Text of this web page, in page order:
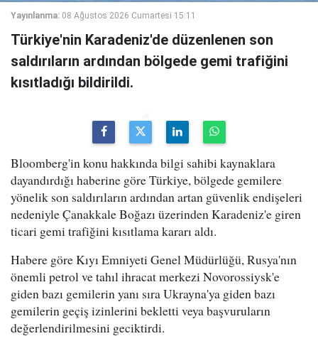
Yayınlanma: 08 Ağustos 2026 Cumartesi 15:11
Türkiye'nin Karadeniz'de düzenlenen son
saldırıların ardından bölgede gemi trafiğini
kısıtladığı bildirildi.
Bloomberg'in konu hakkında bilgi sahibi kaynaklara
dayandırdığı haberine göre Türkiye, bölgede gemilere
yönelik son saldırıların ardından artan güvenlik endişeleri
nedeniyle Çanakkale Boğazı üzerinden Karadeniz'e giren
ticari gemi trafiğini kısıtlama kararı aldı.
Habere göre Kıyı Emniyeti Genel Müdürlüğü, Rusya'nın
önemli petrol ve tahıl ihracat merkezi Novorossiysk'e
giden bazı gemilerin yanı sıra Ukrayna'ya giden bazı
gemilerin geçiş izinlerini bekletti veya başvuruların
değerlendirilmesini geciktirdi.